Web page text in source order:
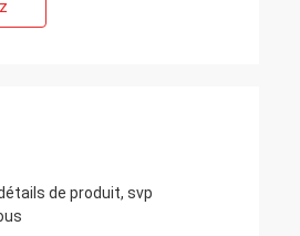
de produit, svp